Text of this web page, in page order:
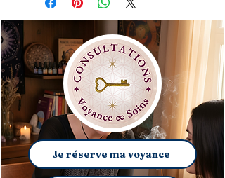
Je réserve ma voyance